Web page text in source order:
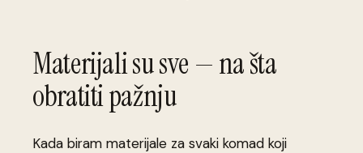
Materijali su sve — na šta
obratiti pažnju
Kada biram materijale za svaki komad koji